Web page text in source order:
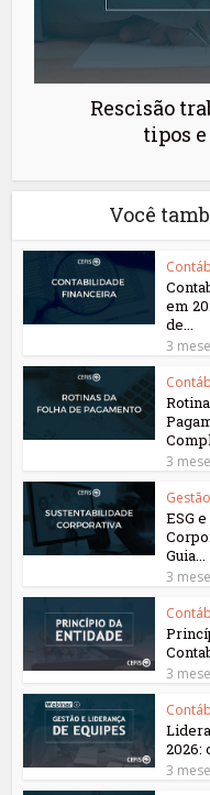
Rescisão
tipos
Você
em
de...
3
3
Gestão
ESG
Guia...
3
3
2026:
3